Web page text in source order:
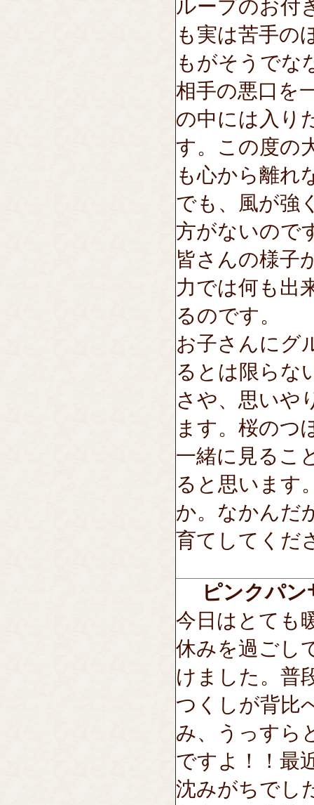
ループのお付
も実は苦手の
もがそうでな
相手の悪口を
の中には入り
す。この度の
も心から離れ
でも、風が強
方がないので
皆さんの様子
力では何も出
るのです。
お子さんにグ
るとは限らな
さや、思いや
ます。桜のつ
一緒に見るこ
ると思います
か。なかんだ
育てしてくだ
ピンクパン
今日はとても
休みを過ごし
けました。普
つくしが背比
み、うっすら
ですよ！！最
沈みがちでし